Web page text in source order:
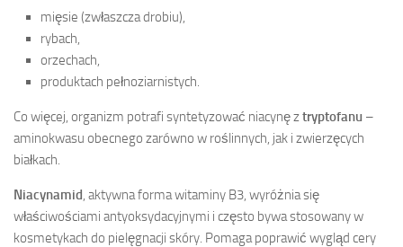
mięsie (zwłaszcza drobiu),
rybach,
orzechach,
produktach pełnoziarnistych.
Co więcej, organizm potrafi syntetyzować niacynę ztryptofanu –
aminokwasu obecnego zarówno w roślinnych, jak i zwierzęcych
białkach.
Niacynamid, aktywna forma witaminy B3, wyróżnia się
właściwościami antyoksydacyjnymi i często bywa stosowany w
kosmetykach do pielęgnacji skóry. Pomaga poprawić wygląd cery